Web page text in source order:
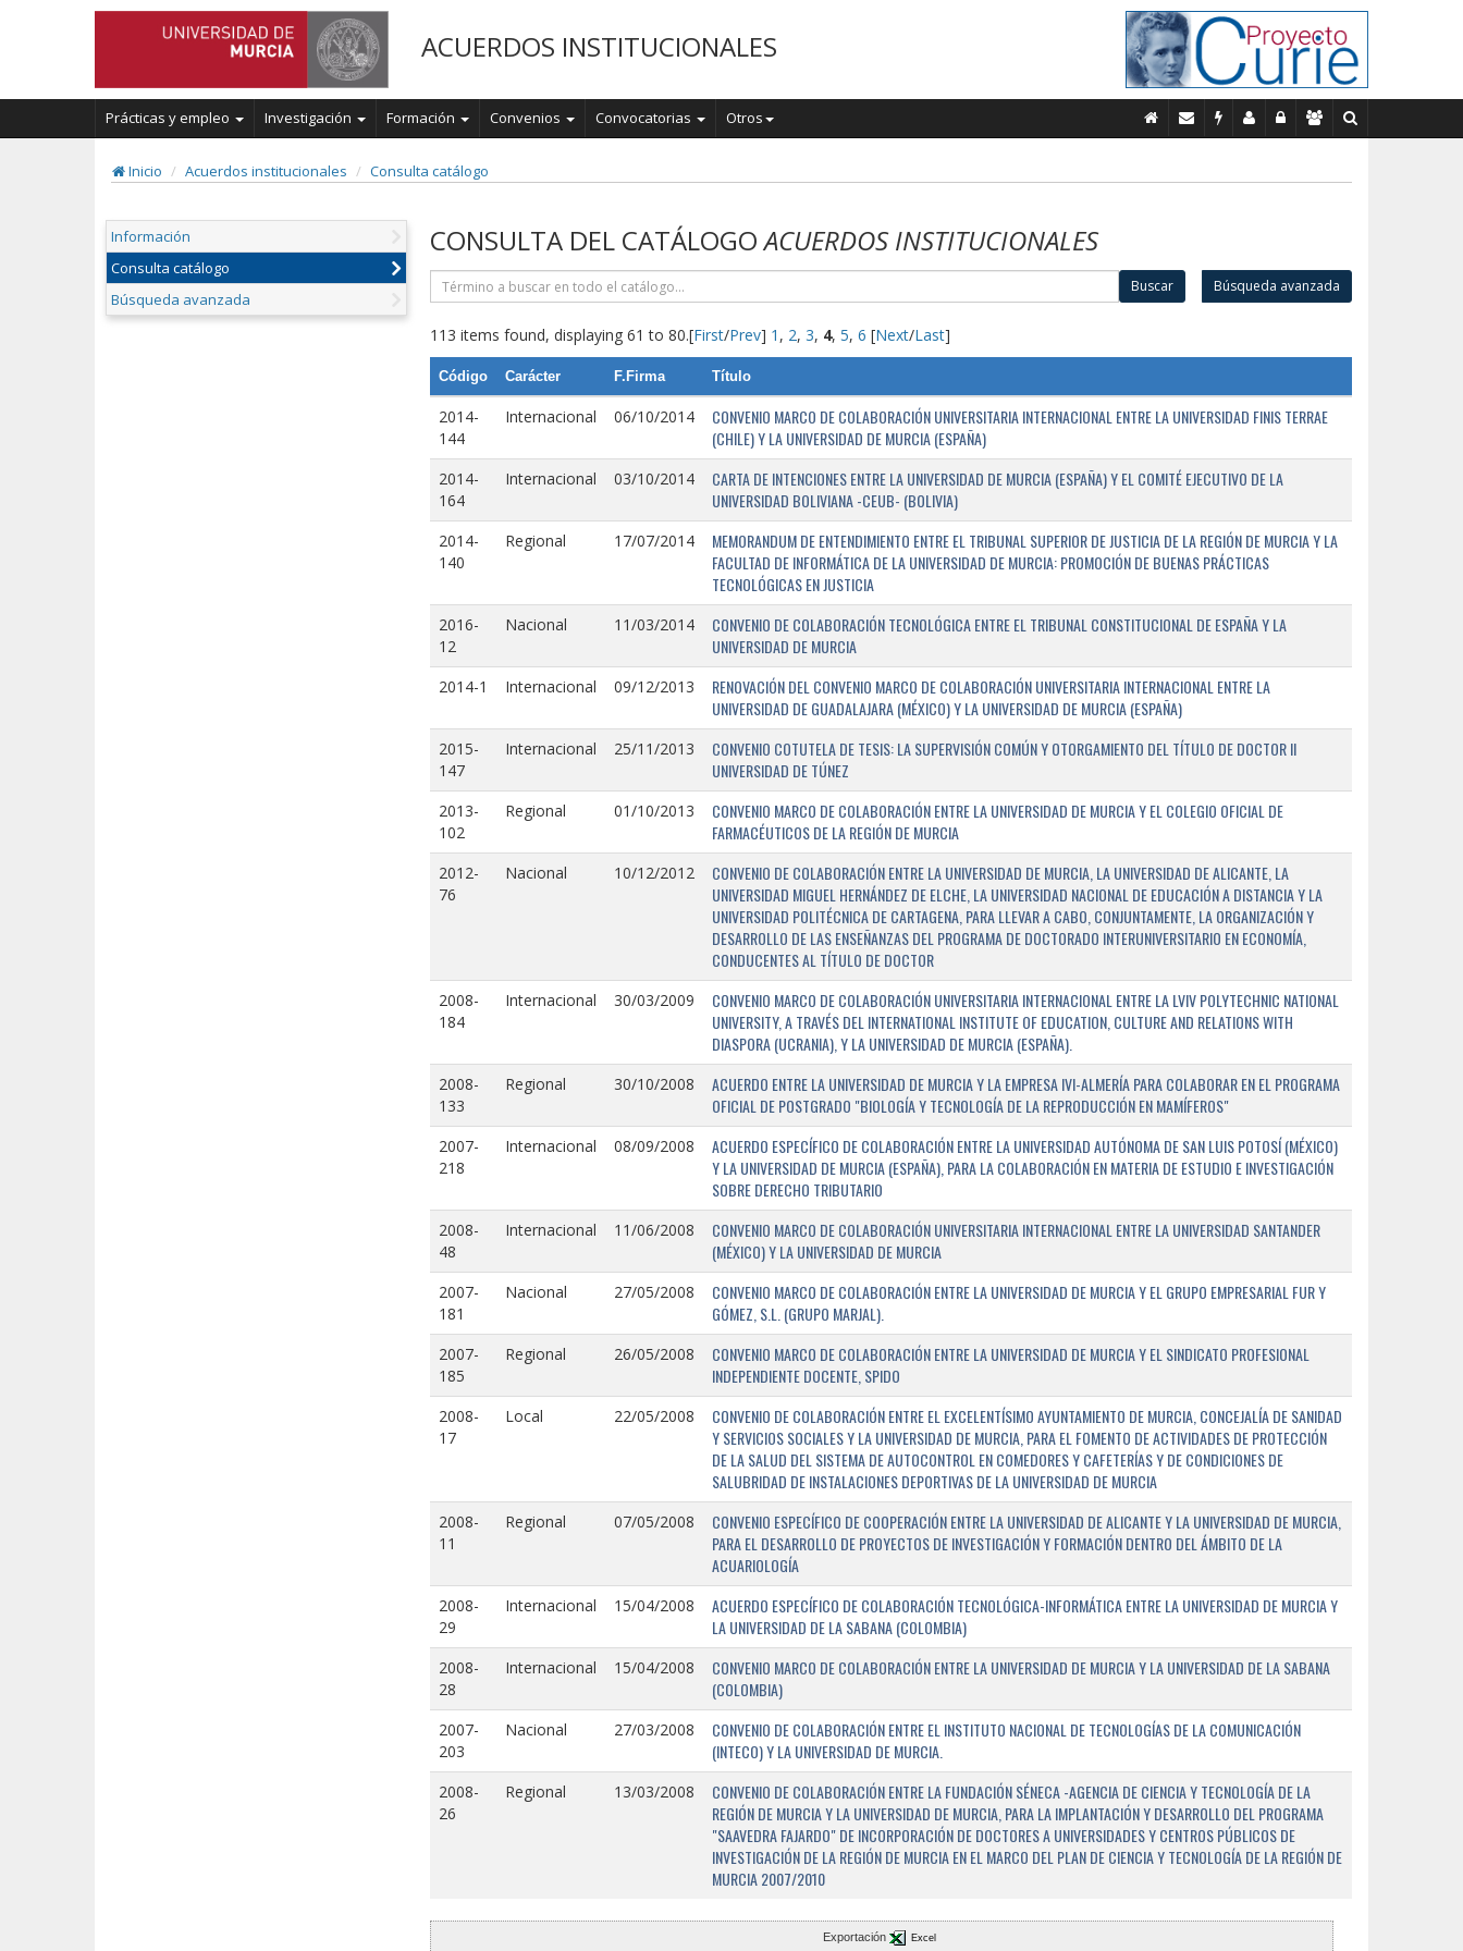
ACUERDOS INSTITUCIONALES
Prácticas y empleo Investigación Formación Convenios Convocatorias Otros
Inicio Acuerdos institucionales Consulta catálogo
Información
Consulta catálogo
Búsqueda avanzada
CONSULTA DEL CATÁLOGOACUERDOS INSTITUCIONALES
Buscar Búsqueda avanzada
113 items found, displaying 61 to 80.[First/Prev] 1 , 2, 3, 4, 5, 6 [Next/Last]
Código Carácter F.Firma Título
2014-
144
Internacional 06/10/2014
CONVENIO MARCO DE COLABORACIÓN UNIVERSITARIA INTERNACIONAL ENTRE LA UNIVERSIDAD FINIS TERRAE
(CHILE) Y LA UNIVERSIDAD DE MURCIA (ESPAÑA)
2014-
164
Internacional 03/10/2014
CARTA DE INTENCIONES ENTRE LA UNIVERSIDAD DE MURCIA (ESPAÑA) Y EL COMITÉ EJECUTIVO DE LA
UNIVERSIDAD BOLIVIANA -CEUB- (BOLIVIA)
2014-
140
Regional 17/07/2014
MEMORANDUM DE ENTENDIMIENTO ENTRE EL TRIBUNAL SUPERIOR DE JUSTICIA DE LA REGIÓN DE MURCIA Y LA
FACULTAD DE INFORMÁTICA DE LA UNIVERSIDAD DE MURCIA: PROMOCIÓN DE BUENAS PRÁCTICAS
TECNOLÓGICAS EN JUSTICIA
2016-
12
Nacional 11/03/2014
CONVENIO DE COLABORACIÓN TECNOLÓGICA ENTRE EL TRIBUNAL CONSTITUCIONAL DE ESPAÑA Y LA
UNIVERSIDAD DE MURCIA
2014-1 Internacional 09/12/2013
RENOVACIÓN DEL CONVENIO MARCO DE COLABORACIÓN UNIVERSITARIA INTERNACIONAL ENTRE LA
UNIVERSIDAD DE GUADALAJARA (MÉXICO) Y LA UNIVERSIDAD DE MURCIA (ESPAÑA)
2015-
147
Internacional 25/11/2013
CONVENIO COTUTELA DE TESIS: LA SUPERVISIÓN COMÚN Y OTORGAMIENTO DEL TÍTULO DE DOCTOR II
UNIVERSIDAD DE TÚNEZ
2013-
102
Regional 01/10/2013
CONVENIO MARCO DE COLABORACIÓN ENTRE LA UNIVERSIDAD DE MURCIA Y EL COLEGIO OFICIAL DE
FARMACÉUTICOS DE LA REGIÓN DE MURCIA
2012-
76
Nacional 10/12/2012
CONVENIO DE COLABORACIÓN ENTRE LA UNIVERSIDAD DE MURCIA, LA UNIVERSIDAD DE ALICANTE, LA
UNIVERSIDAD MIGUEL HERNÁNDEZ DE ELCHE, LA UNIVERSIDAD NACIONAL DE EDUCACIÓN A DISTANCIA Y LA
UNIVERSIDAD POLITÉCNICA DE CARTAGENA, PARA LLEVAR A CABO, CONJUNTAMENTE, LA ORGANIZACIÓN Y
DESARROLLO DE LAS ENSEÑANZAS DEL PROGRAMA DE DOCTORADO INTERUNIVERSITARIO EN ECONOMÍA,
CONDUCENTES AL TÍTULO DE DOCTOR
2008-
184
Internacional 30/03/2009
CONVENIO MARCO DE COLABORACIÓN UNIVERSITARIA INTERNACIONAL ENTRE LA LVIV POLYTECHNIC NATIONAL
UNIVERSITY, A TRAVÉS DEL INTERNATIONAL INSTITUTE OF EDUCATION, CULTURE AND RELATIONS WITH
DIASPORA (UCRANIA), Y LA UNIVERSIDAD DE MURCIA (ESPAÑA).
2008-
133
Regional 30/10/2008
ACUERDO ENTRE LA UNIVERSIDAD DE MURCIA Y LA EMPRESA IVI-ALMERÍA PARA COLABORAR EN EL PROGRAMA
OFICIAL DE POSTGRADO "BIOLOGÍA Y TECNOLOGÍA DE LA REPRODUCCIÓN EN MAMÍFEROS"
2007-
218
Internacional 08/09/2008
ACUERDO ESPECÍFICO DE COLABORACIÓN ENTRE LA UNIVERSIDAD AUTÓNOMA DE SAN LUIS POTOSÍ (MÉXICO)
Y LA UNIVERSIDAD DE MURCIA (ESPAÑA), PARA LA COLABORACIÓN EN MATERIA DE ESTUDIO E INVESTIGACIÓN
SOBRE DERECHO TRIBUTARIO
2008-
48
Internacional 11/06/2008
CONVENIO MARCO DE COLABORACIÓN UNIVERSITARIA INTERNACIONAL ENTRE LA UNIVERSIDAD SANTANDER
(MÉXICO) Y LA UNIVERSIDAD DE MURCIA
2007-
181
Nacional 27/05/2008
CONVENIO MARCO DE COLABORACIÓN ENTRE LA UNIVERSIDAD DE MURCIA Y EL GRUPO EMPRESARIAL FUR Y
GÓMEZ, S.L. (GRUPO MARJAL).
2007-
185
Regional 26/05/2008
CONVENIO MARCO DE COLABORACIÓN ENTRE LA UNIVERSIDAD DE MURCIA Y EL SINDICATO PROFESIONAL
INDEPENDIENTE DOCENTE, SPIDO
2008-
17
Local 22/05/2008
CONVENIO DE COLABORACIÓN ENTRE EL EXCELENTÍSIMO AYUNTAMIENTO DE MURCIA, CONCEJALÍA DE SANIDAD
Y SERVICIOS SOCIALES Y LA UNIVERSIDAD DE MURCIA, PARA EL FOMENTO DE ACTIVIDADES DE PROTECCIÓN
DE LA SALUD DEL SISTEMA DE AUTOCONTROL EN COMEDORES Y CAFETERÍAS Y DE CONDICIONES DE
SALUBRIDAD DE INSTALACIONES DEPORTIVAS DE LA UNIVERSIDAD DE MURCIA
2008-
11
Regional 07/05/2008
CONVENIO ESPECÍFICO DE COOPERACIÓN ENTRE LA UNIVERSIDAD DE ALICANTE Y LA UNIVERSIDAD DE MURCIA,
PARA EL DESARROLLO DE PROYECTOS DE INVESTIGACIÓN Y FORMACIÓN DENTRO DEL ÁMBITO DE LA
ACUARIOLOGÍA
2008-
29
Internacional 15/04/2008
ACUERDO ESPECÍFICO DE COLABORACIÓN TECNOLÓGICA-INFORMÁTICA ENTRE LA UNIVERSIDAD DE MURCIA Y
LA UNIVERSIDAD DE LA SABANA (COLOMBIA)
2008-
28
Internacional 15/04/2008
CONVENIO MARCO DE COLABORACIÓN ENTRE LA UNIVERSIDAD DE MURCIA Y LA UNIVERSIDAD DE LA SABANA
(COLOMBIA)
2007-
203
Nacional 27/03/2008
CONVENIO DE COLABORACIÓN ENTRE EL INSTITUTO NACIONAL DE TECNOLOGÍAS DE LA COMUNICACIÓN
(INTECO) Y LA UNIVERSIDAD DE MURCIA.
2008-
26
Regional 13/03/2008
CONVENIO DE COLABORACIÓN ENTRE LA FUNDACIÓN SÉNECA -AGENCIA DE CIENCIA Y TECNOLOGÍA DE LA
REGIÓN DE MURCIA Y LA UNIVERSIDAD DE MURCIA, PARA LA IMPLANTACIÓN Y DESARROLLO DEL PROGRAMA
"SAAVEDRA FAJARDO" DE INCORPORACIÓN DE DOCTORES A UNIVERSIDADES Y CENTROS PÚBLICOS DE
INVESTIGACIÓN DE LA REGIÓN DE MURCIA EN EL MARCO DEL PLAN DE CIENCIA Y TECNOLOGÍA DE LA REGIÓN DE
MURCIA 2007/2010
Exportación Excel